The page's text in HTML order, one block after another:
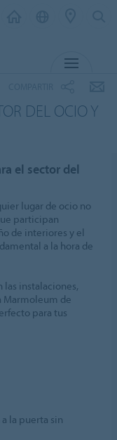
DEL OCIO Y
el sector del
lugar de ocio no
participan
de interiores y el
a la hora de
instalaciones,
Marmoleum de
para tus
la puerta sin